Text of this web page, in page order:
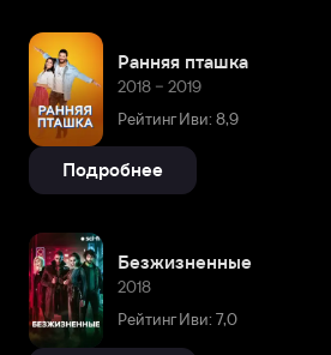
Ранняя пташка
2018 – 2019
Рейтинг Иви: 8,9
Подробнее
Безжизненные
2018
Рейтинг Иви: 7,0